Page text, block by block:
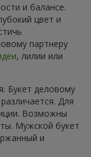
и балансе.
цвет и
партнеру
, лилии или
Букет деловому
Для
Возможны
Мужской букет
и